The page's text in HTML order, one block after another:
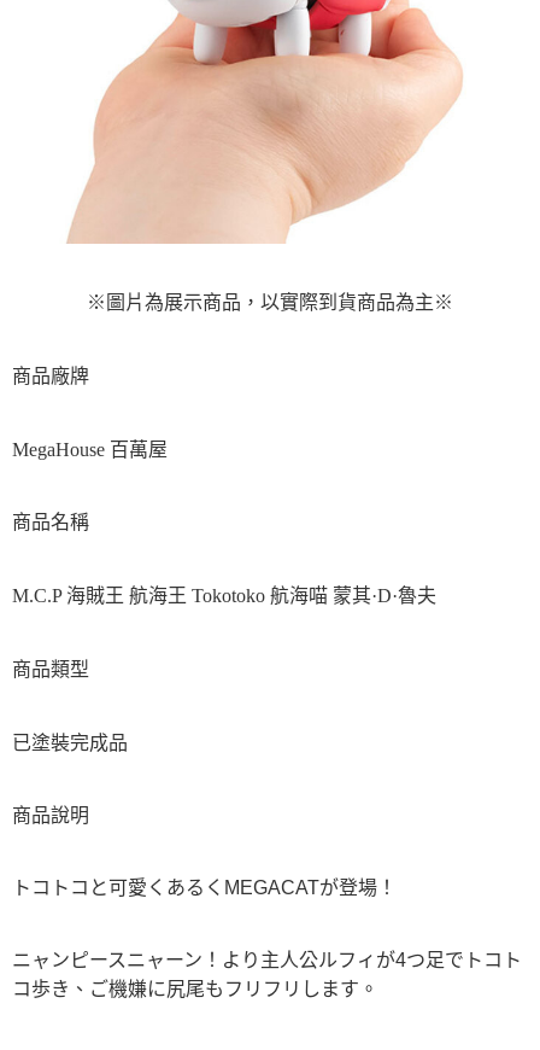
※圖片為展示商品，以實際到貨商品為主※
商品廠牌
MegaHouse 百萬屋
商品名稱
M.C.P 海賊王 航海王 Tokotoko 航海喵 蒙其·D·魯夫
商品類型
已塗裝完成品
商品說明
トコトコと可愛くあるくMEGACATが登場！
ニャンピースニャーン！より主人公ルフィが4つ足でトコト
コ歩き、ご機嫌に尻尾もフリフリします。